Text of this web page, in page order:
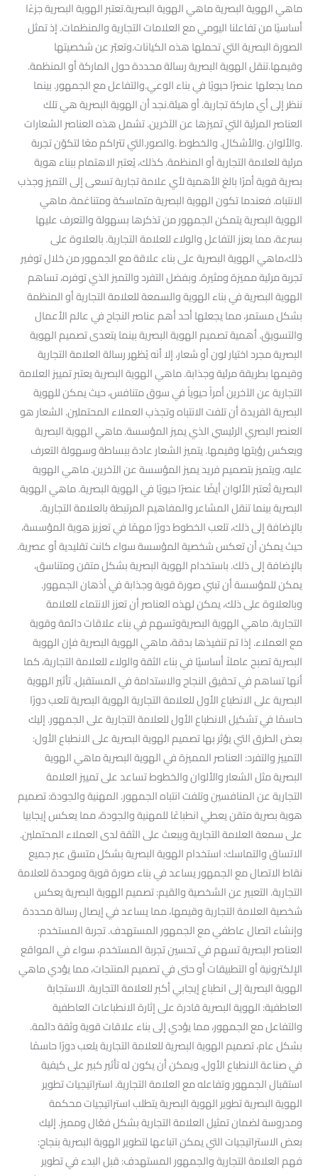
ماهي الهوية البصرية ماهي الهوية البصرية.تعتبر الهوية البصرية جزءًا
أساسيًا من تفاعلنا اليومي مع العلامات التجارية والمنظمات. إذ تمثل
الصورة البصرية التي تحملها هذه الكيانات.وتعبّر عن شخصيتها
وقيمها.تنقل الهوية البصرية رسالة محددة حول الماركة أو المنظمة.
مما يجعلها عنصرًا حيويًا في بناء الوعي.والتفاعل مع الجمهور. بينما
ننظر إلى أي ماركة تجارية. أو هيئة.نجد أن الهوية البصرية هي تلك
العناصر المرئية التي تميزها عن الآخرين. تشمل هذه العناصر الشعارات
.والألوان .والأشكال. والخطوط .والصور.التي تتراكم معًا لتكوّن تجربة
مرئية للعلامة التجارية أو المنظمة. كذلك، يُعتبر الاهتمام ببناء هوية
بصرية قوية أمرًا بالغ الأهمية لأي علامة تجارية تسعى إلى التميز وجذب
الانتباه. فعندما تكون الهوية البصرية متماسكة ومتناغمة، ماهي
الهوية البصرية يتمكن الجمهور من تذكرها بسهولة والتعرف عليها
بسرعة، مما يعزز التفاعل والولاء للعلامة التجارية. بالعلاوة على
ذلك،ماهي الهوية البصرية على بناء علاقة مع الجمهور من خلال توفير
تجربة مرئية مميزة ومثيرة. وبفضل التفرد والتميز الذي توفره، تساهم
الهوية البصرية في بناء الهوية والسمعة للعلامة التجارية أو المنظمة
بشكل مستمر، مما يجعلها أحد أهم عناصر النجاح في عالم الأعمال
والتسويق. أهمية تصميم الهوية البصرية بينما يتعدى تصميم الهوية
البصرية مجرد اختيار لون أو شعار، إلا أنه يُظهر رسالة العلامة التجارية
وقيمها بطريقة مرئية وجذابة. ماهي الهوية البصرية يعتبر تمييز العلامة
التجارية عن الآخرين أمراً حيوياً في سوق متنافس، حيث يمكن للهوية
البصرية الفريدة أن تلفت الانتباه وتجذب العملاء المحتملين. الشعار هو
العنصر البصري الرئيسي الذي يميز المؤسسة. ماهي الهوية البصرية
ويعكس رؤيتها وقيمها. يتميز الشعار عادة ببساطة وسهولة التعرف
عليه، ويتميز بتصميم فريد يميز المؤسسة عن الآخرين. ماهي الهوية
البصرية تُعتبر الألوان أيضًا عنصرًا حيويًا في الهوية البصرية. ماهي الهوية
البصرية بينما تنقل المشاعر والمفاهيم المرتبطة بالعلامة التجارية.
بالإضافة إلى ذلك، تلعب الخطوط دورًا مهمًا في تعزيز هوية المؤسسة،
حيث يمكن أن تعكس شخصية المؤسسة سواء كانت تقليدية أو عصرية.
بالإضافة إلى ذلك. باستخدام الهوية البصرية بشكل متقن ومتناسق،
يمكن للمؤسسة أن تبني صورة قوية وجذابة في أذهان الجمهور.
وبالعلاوة على ذلك، يمكن لهذه العناصر أن تعزز الانتماء للعلامة
التجارية. ماهي الهوية البصريةوتسهم في بناء علاقات دائمة وقوية
مع العملاء. إذا تم تنفيذها بدقة، ماهي الهوية البصرية فإن الهوية
البصرية تصبح عاملاً أساسيًا في بناء الثقة والولاء للعلامة التجارية، كما
أنها تساهم في تحقيق النجاح والاستدامة في المستقبل. تأثير الهوية
البصرية على الانطباع الأول للعلامة التجارية الهوية البصرية تلعب دورًا
حاسمًا في تشكيل الانطباع الأول للعلامة التجارية على الجمهور. إليك
بعض الطرق التي يؤثر بها تصميم الهوية البصرية على الانطباع الأول:
التمييز والتفرد: العناصر المميزة في الهوية البصرية ماهي الهوية
البصرية مثل الشعار والألوان والخطوط تساعد على تمييز العلامة
التجارية عن المنافسين وتلفت انتباه الجمهور. المهنية والجودة: تصميم
هوية بصرية متقن يعطي انطباعًا للمهنية والجودة، مما يعكس إيجابيا
على سمعة العلامة التجارية ويبعث على الثقة لدى العملاء المحتملين.
الاتساق والتماسك: استخدام الهوية البصرية بشكل متسق عبر جميع
نقاط الاتصال مع الجمهور يساعد في بناء صورة قوية وموحدة للعلامة
التجارية. التعبير عن الشخصية والقيم: تصميم الهوية البصرية يعكس
شخصية العلامة التجارية وقيمها، مما يساعد في إيصال رسالة محددة
وإنشاء اتصال عاطفي مع الجمهور المستهدف. تجربة المستخدم:
العناصر البصرية تسهم في تحسين تجربة المستخدم، سواء في المواقع
الإلكترونية أو التطبيقات أو حتى في تصميم المنتجات، مما يؤدي ماهي
الهوية البصرية إلى انطباع إيجابي أكبر للعلامة التجارية. الاستجابة
العاطفية: الهوية البصرية قادرة على إثارة الانطباعات العاطفية
والتفاعل مع الجمهور، مما يؤدي إلى بناء علاقات قوية وثقة دائمة.
بشكل عام، تصميم الهوية البصرية للعلامة التجارية يلعب دورًا حاسمًا
في صناعة الانطباع الأول، ويمكن أن يكون له تأثير كبير على كيفية
استقبال الجمهور وتفاعله مع العلامة التجارية. استراتيجيات تطوير
الهوية البصرية تطوير الهوية البصرية يتطلب استراتيجيات محكمة
ومدروسة لضمان تمثيل العلامة التجارية بشكل فعّال ومميز. إليك
بعض الاستراتيجيات التي يمكن اتباعها لتطوير الهوية البصرية بنجاح:
فهم العلامة التجارية والجمهور المستهدف: قبل البدء في تطوير